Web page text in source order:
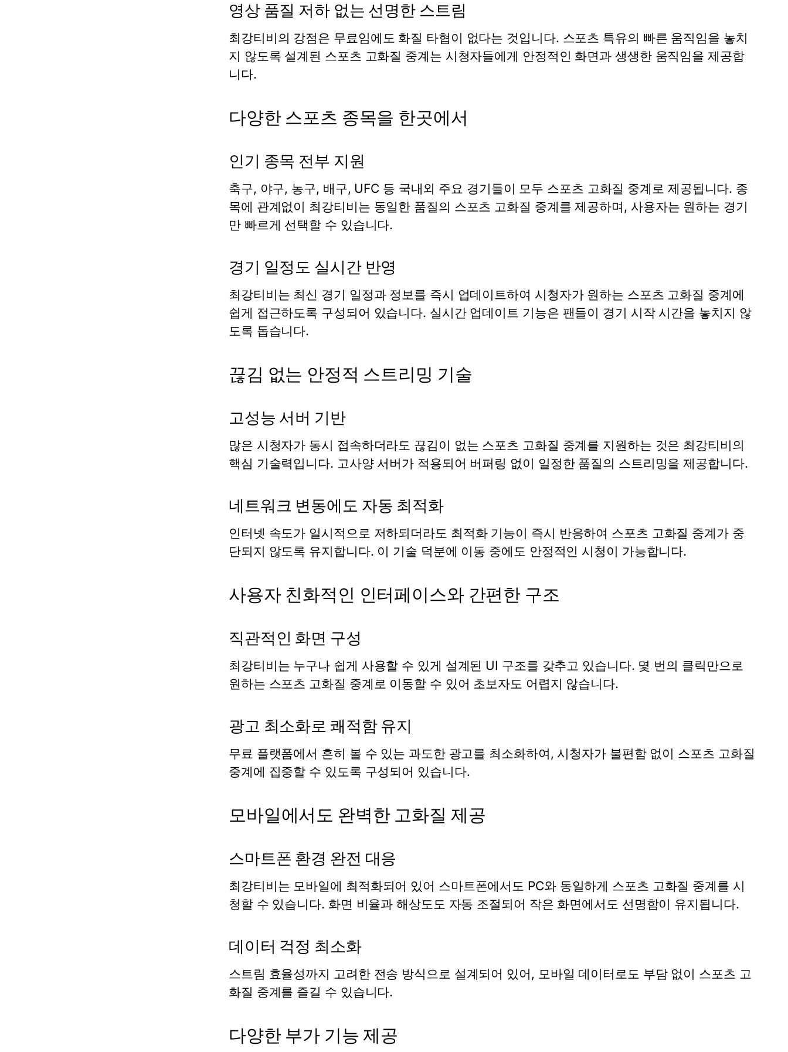
영상 품질 저하 없는 선명한 스트림
최강티비의 강점은 무료임에도 화질 타협이 없다는 것입니다. 스포츠 특유의 빠른 움직임을 놓치
지 않도록 설계된 스포츠 고화질 중계는 시청자들에게 안정적인 화면과 생생한 움직임을 제공합
니다.
다양한 스포츠 종목을 한곳에서
인기 종목 전부 지원
축구, 야구, 농구, 배구, UFC 등 국내외 주요 경기들이 모두 스포츠 고화질 중계로 제공됩니다. 종
목에 관계없이 최강티비는 동일한 품질의 스포츠 고화질 중계를 제공하며, 사용자는 원하는 경기
만 빠르게 선택할 수 있습니다.
경기 일정도 실시간 반영
최강티비는 최신 경기 일정과 정보를 즉시 업데이트하여 시청자가 원하는 스포츠 고화질 중계에
쉽게 접근하도록 구성되어 있습니다. 실시간 업데이트 기능은 팬들이 경기 시작 시간을 놓치지 않
도록 돕습니다.
끊김 없는 안정적 스트리밍 기술
고성능 서버 기반
많은 시청자가 동시 접속하더라도 끊김이 없는 스포츠 고화질 중계를 지원하는 것은 최강티비의
핵심 기술력입니다. 고사양 서버가 적용되어 버퍼링 없이 일정한 품질의 스트리밍을 제공합니다.
네트워크 변동에도 자동 최적화
인터넷 속도가 일시적으로 저하되더라도 최적화 기능이 즉시 반응하여 스포츠 고화질 중계가 중
단되지 않도록 유지합니다. 이 기술 덕분에 이동 중에도 안정적인 시청이 가능합니다.
사용자 친화적인 인터페이스와 간편한 구조
직관적인 화면 구성
최강티비는 누구나 쉽게 사용할 수 있게 설계된 UI 구조를 갖추고 있습니다. 몇 번의 클릭만으로
원하는 스포츠 고화질 중계로 이동할 수 있어 초보자도 어렵지 않습니다.
광고 최소화로 쾌적함 유지
무료 플랫폼에서 흔히 볼 수 있는 과도한 광고를 최소화하여, 시청자가 불편함 없이 스포츠 고화질
중계에 집중할 수 있도록 구성되어 있습니다.
모바일에서도 완벽한 고화질 제공
스마트폰 환경 완전 대응
최강티비는 모바일에 최적화되어 있어 스마트폰에서도 PC와 동일하게 스포츠 고화질 중계를 시
청할 수 있습니다. 화면 비율과 해상도도 자동 조절되어 작은 화면에서도 선명함이 유지됩니다.
데이터 걱정 최소화
스트림 효율성까지 고려한 전송 방식으로 설계되어 있어, 모바일 데이터로도 부담 없이 스포츠 고
화질 중계를 즐길 수 있습니다.
다양한 부가 기능 제공